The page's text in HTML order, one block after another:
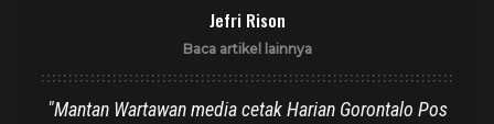
Jefri Rison
Baca artikel lainnya
"Mantan Wartawan media cetak Harian Gorontalo Pos